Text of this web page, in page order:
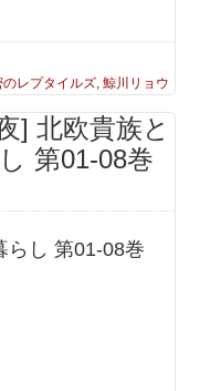
のレプタイルズ,鯨川リョウ
] 北欧貴族と
第01-08巻
らし 第01-08巻